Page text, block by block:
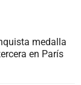
medalla
en París